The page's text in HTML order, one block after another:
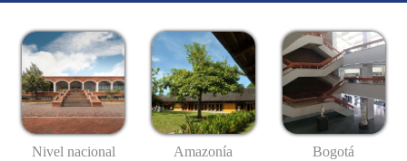
Nivel nacional Amazonía Bogotá